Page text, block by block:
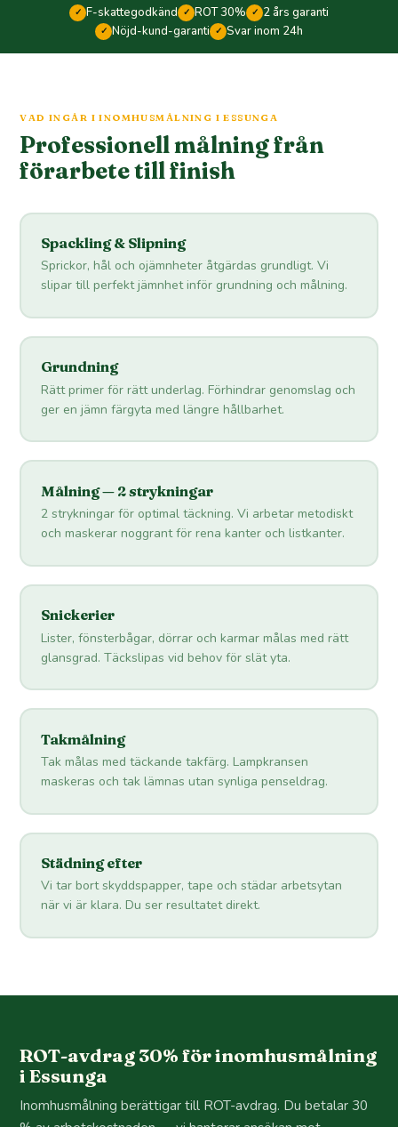
✓ F-skattegodkänd ✓ ROT 30% ✓ 2 års garanti
✓ Nöjd-kund-garanti ✓ Svar inom 24h
VAD INGÅR I INOMHUSMÅLNING I ESSUNGA
Professionell målning från
förarbete till finish
Spackling & Slipning
Sprickor, hål och ojämnheter åtgärdas grundligt. Vi
slipar till perfekt jämnhet inför grundning och målning.
Grundning
Rätt primer för rätt underlag. Förhindrar genomslag och
ger en jämn färgyta med längre hållbarhet.
Målning — 2 strykningar
2 strykningar för optimal täckning. Vi arbetar metodiskt
och maskerar noggrant för rena kanter och listkanter.
Snickerier
Lister, fönsterbågar, dörrar och karmar målas med rätt
glansgrad. Täckslipas vid behov för slät yta.
Takmålning
Tak målas med täckande takfärg. Lampkransen
maskeras och tak lämnas utan synliga penseldrag.
Städning efter
Vi tar bort skyddspapper, tape och städar arbetsytan
när vi är klara. Du ser resultatet direkt.
ROT-avdrag 30% för inomhusmålning
i Essunga
Inomhusmålning berättigar till ROT-avdrag. Du betalar 30